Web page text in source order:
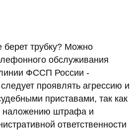
берет трубку? Можно
обслуживания
ФССП России -
проявлять агрессию и
приставами, так как
наложению штрафа и
ответственности